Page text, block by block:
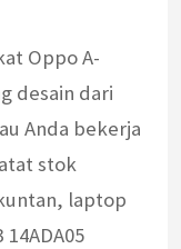
Oppo A-
desain dari
Anda bekerja
stok
laptop